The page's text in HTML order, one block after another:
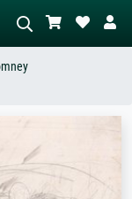
beaucoup de rouge,
nu debout près d'un
arbre.